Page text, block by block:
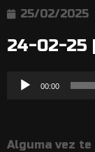
25/02/2025
24-02-25
Reprodutor
00:00
Alguma vez